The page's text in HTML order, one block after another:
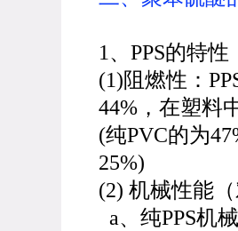
1、PPS的特性
(1)阻燃性：
44%，在塑料
(纯PVC的为
25%)
(2) 机械性能
a、纯PPS机